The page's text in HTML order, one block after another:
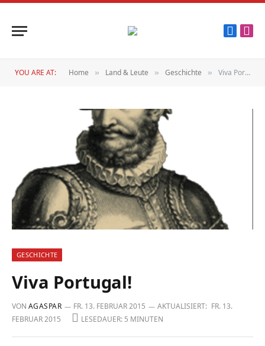
YOU ARE AT: Home » Land & Leute » Geschichte » Viva Portugal!
GESCHICHTE
Viva Portugal!
VON AGASPAR FR. 13. FEBRUAR 2015 AKTUALISIERT: FR. 13.
FEBRUAR 2015
LESEDAUER: 5 MINUTEN